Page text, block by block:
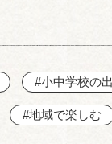
#小中学校の
#地域で楽しむ